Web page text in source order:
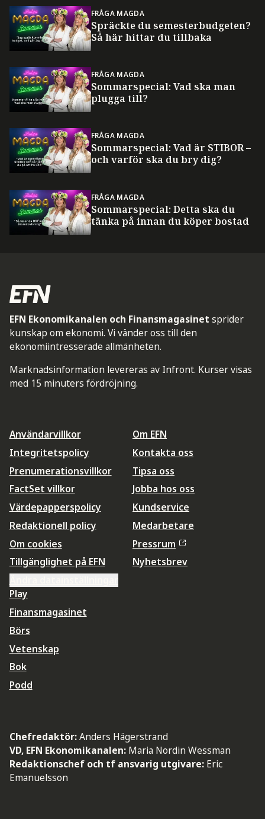
FRÅGA MAGDA
Spräckte du semesterbudgeten?
Så här hittar du tillbaka
FRÅGA MAGDA
Sommarspecial: Vad ska man
plugga till?
FRÅGA MAGDA
Sommarspecial: Vad är STIBOR –
och varför ska du bry dig?
FRÅGA MAGDA
Sommarspecial: Detta ska du
tänka på innan du köper bostad
EFN Ekonomikanalen och Finansmagasinet sprider
kunskap om ekonomi. Vi vänder oss till den
ekonomiintresserade allmänheten.
Marknadsinformation levereras av Infront. Kurser visas
med 15 minuters fördröjning.
Användarvillkor
Integritetspolicy
Prenumerationsvillkor
FactSet villkor
Värdepapperspolicy
Redaktionell policy
Om cookies
Tillgänglighet på EFN
Om EFN
Kontakta oss
Tipsa oss
Jobba hos oss
Kundservice
Medarbetare
Pressrum
Nyhetsbrev
Play
Finansmagasinet
Börs
Vetenskap
Bok
Podd
Chefredaktör:Anders Hägerstrand
VD, EFN Ekonomikanalen: Maria Nordin Wessman
Redaktionschef och tf ansvarig utgivare: Eric
Emanuelsson